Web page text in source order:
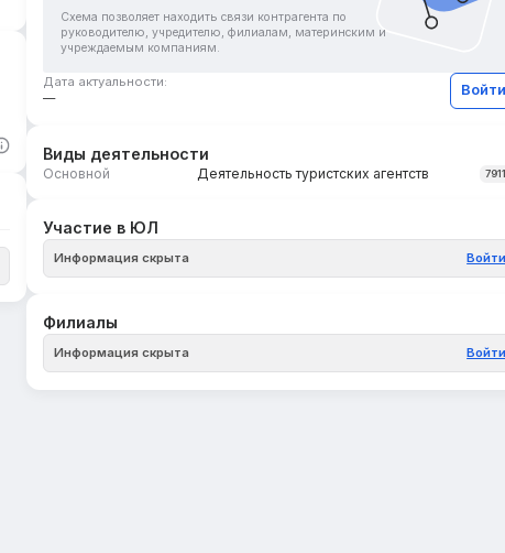
Схема позволяет находить связи контрагента по
руководителю, учредителю, филиалам, материнским и
учреждаемым компаниям.
Дата актуальности:
—
Войти
Виды деятельности
Основной Деятельность туристских агентств
Участие в ЮЛ
Информация скрыта Войти
Филиалы
Информация скрыта Войти